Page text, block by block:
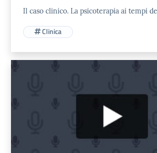
Il caso clinico. La psicoterapia ai tempi
Clinica